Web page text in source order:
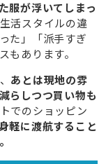
服が浮いてしまっ
活スタイルの違
た」「派手すぎ
もあります。
あとは現地の雰
らしつつ買い物も
でのショッピン
軽に渡航すること